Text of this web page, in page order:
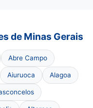
de Minas Gerais
Abre Campo
Aiuruoca Alagoa